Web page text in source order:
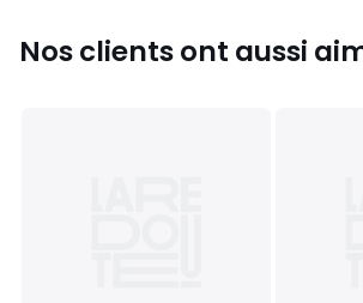
Nos clients ont aussi